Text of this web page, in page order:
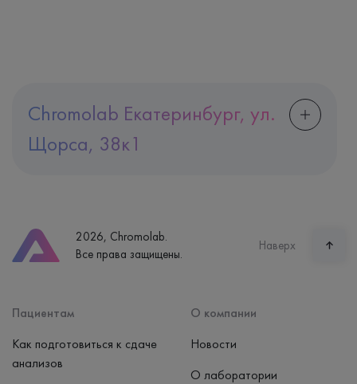
Chromolab Екатеринбург, ул.
Щорса, 38к1
Часы работы
пн-вс: 7:30-15:00
2026, Chromolab.
Все права защищены.
Наверх
Пациентам
Как подготовиться к сдаче
анализов
О компании
Новости
О лаборатории